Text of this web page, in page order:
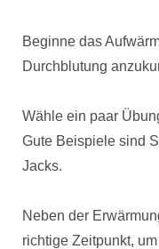
Beginne das
Durchblutung
Wähle ein paar
Gute Beispiele sind
Jacks.
Neben der
richtige Zeitpunkt,